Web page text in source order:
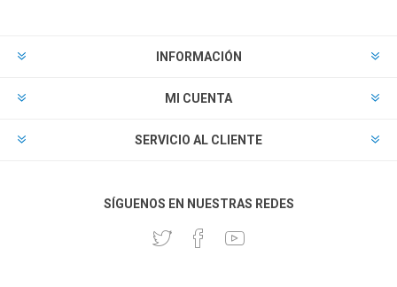
INFORMACIÓN
MI CUENTA
SERVICIO AL CLIENTE
SÍGUENOS EN NUESTRAS REDES